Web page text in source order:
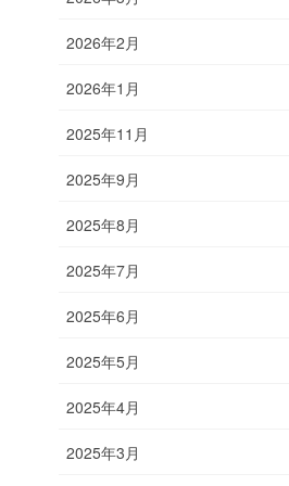
2026年2月
2026年1月
2025年11月
2025年9月
2025年8月
2025年7月
2025年6月
2025年5月
2025年4月
2025年3月